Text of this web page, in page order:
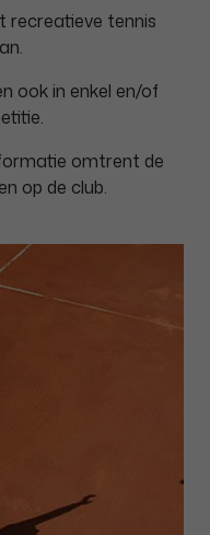
recreatieve tennis
ook in enkel en/of
omtrent de
op de club.